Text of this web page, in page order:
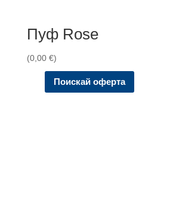
Пуф Rose
(0,00 €)
Поискай оферта